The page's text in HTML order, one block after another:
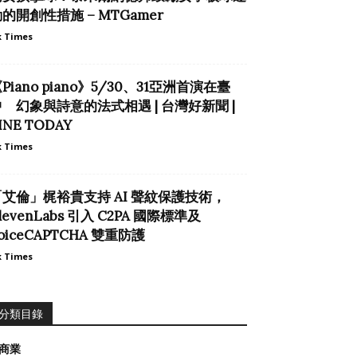
開創性措施 – MTGamer
Times
Piano piano》5/30、31亞洲首演在臺
幻象與詩意的法式相遇 | 台灣好新聞 |
TODAY
Times
艾倫」梶裕貴支持 AI 聲紋保護技術，
引入 C2PA 國際標準及
雙重防護
Times
類目錄
業